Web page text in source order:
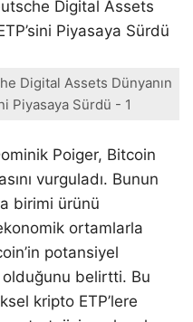
Digital Assets Dünyanın
Piyasaya Sürdü - 1
Poiger, Bitcoin
vurguladı. Bunun
birimi ürünü
ortamlarla
potansiyel
olduğunu belirtti. Bu
kripto ETP’lere